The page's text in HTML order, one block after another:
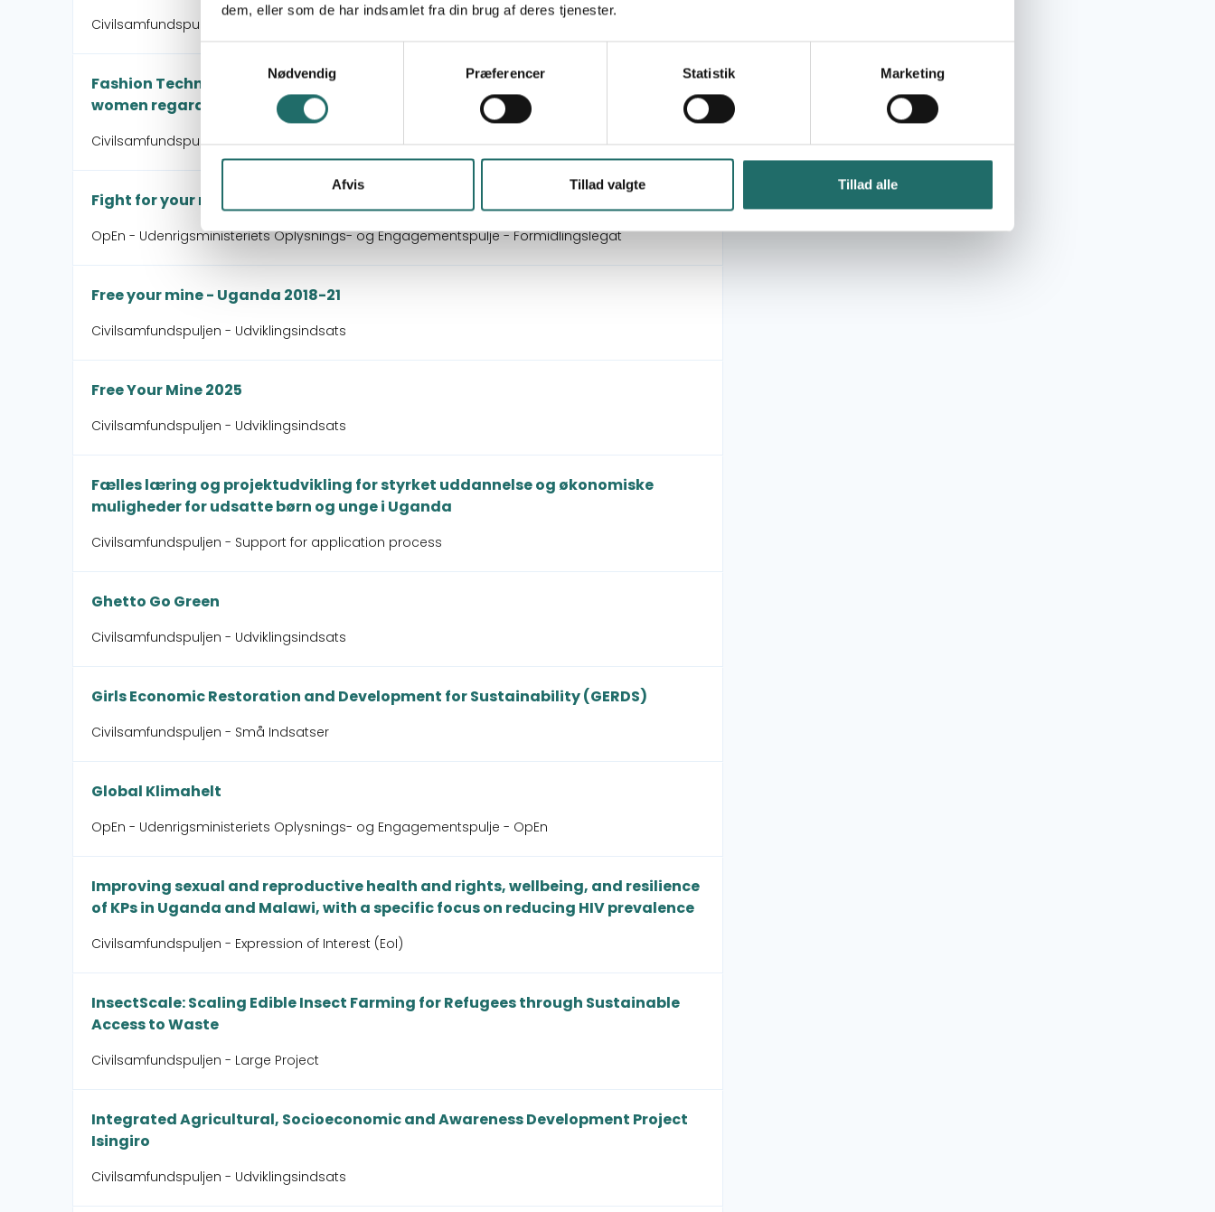
dem, eller som de har indsamlet fra din brug af deres tjenester.
Nødvendig
Præferencer Statistik Marketing
Afvis Tillad valgte Tillad alle
Civilsamfundspuljen - Program (Koncept note)
Fashion Technology Training Centre, Project: tailoring training for young
women regarding self-sufficiency
Civilsamfundspuljen - Små Indsatser
Fight for your right Uganda
OpEn - Udenrigsministeriets Oplysnings- og Engagementspulje - Formidlingslegat
Free your mine - Uganda 2018-21
Civilsamfundspuljen - Udviklingsindsats
Free Your Mine 2025
Civilsamfundspuljen - Udviklingsindsats
Fælles læring og projektudvikling for styrket uddannelse og økonomiske
muligheder for udsatte børn og unge i Uganda
Civilsamfundspuljen - Support for application process
Ghetto Go Green
Civilsamfundspuljen - Udviklingsindsats
Girls Economic Restoration and Development for Sustainability (GERDS)
Civilsamfundspuljen - Små Indsatser
Global Klimahelt
OpEn - Udenrigsministeriets Oplysnings- og Engagementspulje - OpEn
Improving sexual and reproductive health and rights, wellbeing, and resilience
of KPs in Uganda and Malawi, with a specific focus on reducing HIV prevalence
Civilsamfundspuljen - Expression of Interest (EoI)
InsectScale: Scaling Edible Insect Farming for Refugees through Sustainable
Access to Waste
Civilsamfundspuljen - Large Project
Integrated Agricultural, Socioeconomic and Awareness Development Project
Isingiro
Civilsamfundspuljen - Udviklingsindsats